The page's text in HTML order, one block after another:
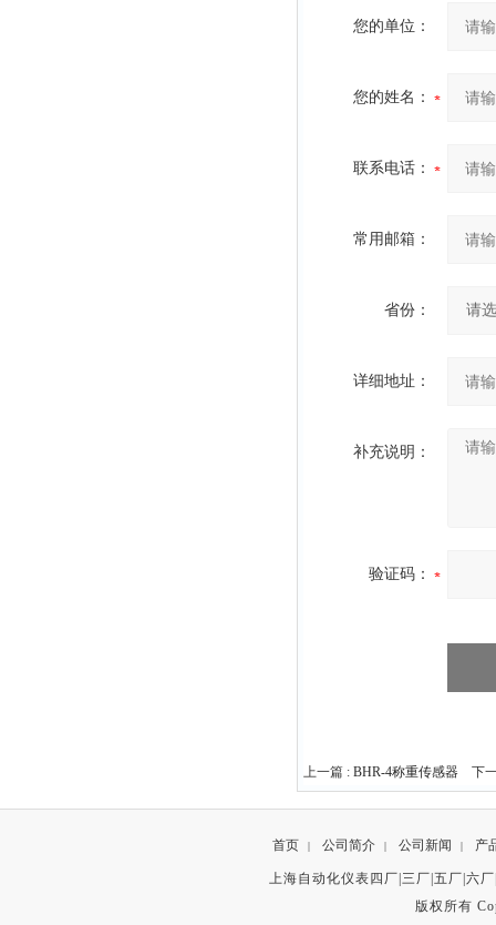
您的单位：
您的姓名：
联系电话：
常用邮箱：
省份：
详细地址：
补充说明：
验证码：
上一篇 : BHR-4称重传感器 下
首页 | 公司简介 | 公司新闻 | 产
上海自动化仪表四厂|三厂|五厂|六
版权所有